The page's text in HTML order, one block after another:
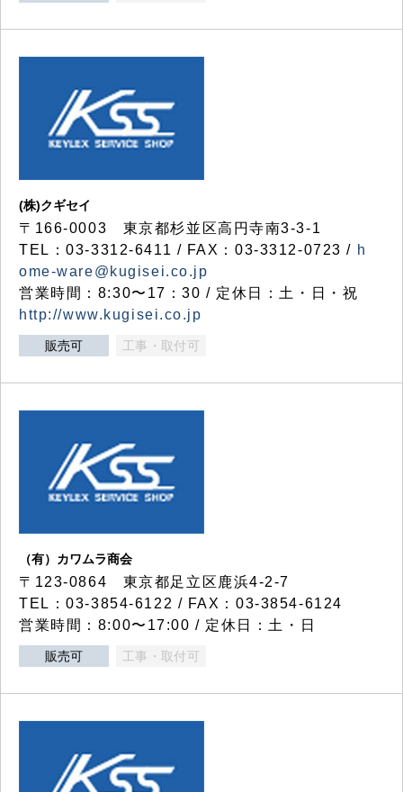
(株)クギセイ
〒166-0003 東京都杉並区高円寺南3-3-1
TEL：03-3312-6411 / FAX：03-3312-0723 / h
ome-ware@kugisei.co.jp
営業時間：8:30〜17：30 / 定休日：土・日・祝
http://www.kugisei.co.jp
販売可 工事・取付可
（有）カワムラ商会
〒123-0864 東京都足立区鹿浜4-2-7
TEL：03-3854-6122 / FAX：03-3854-6124
営業時間：8:00〜17:00 / 定休日：土・日
販売可 工事・取付可